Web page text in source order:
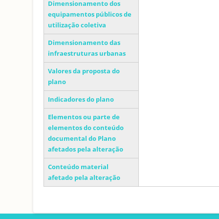
Dimensionamento dos
equipamentos públicos de
utilização coletiva
Dimensionamento das
infraestruturas urbanas
Valores da proposta do
plano
Indicadores do plano
Elementos ou parte de
elementos do conteúdo
documental do Plano
afetados pela alteração
Conteúdo material
afetado pela alteração